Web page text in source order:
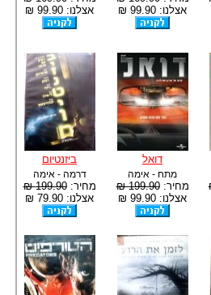
אצלנו: 99.90 ₪
אצלנו: 99.90 ₪
דואל
מתח - אימה
מחיר:199.90 ₪
אצלנו: 99.90 ₪
ביזנטיום
דרמה - אימה
מחיר:199.90 ₪
אצלנו: 79.90 ₪